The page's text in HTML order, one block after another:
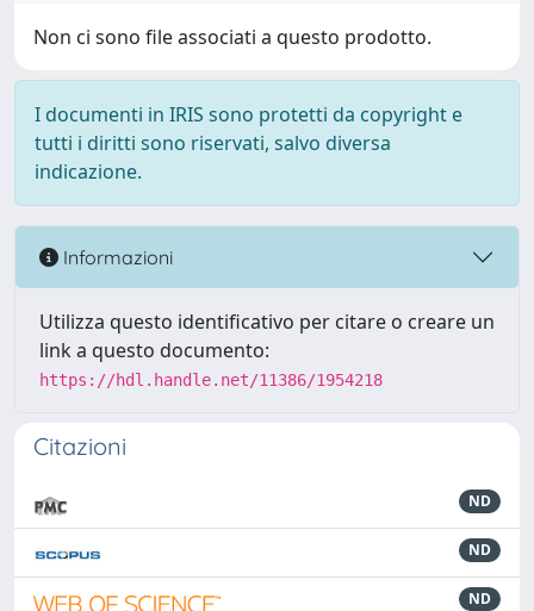
Non ci sono file associati a questo prodotto.
I documenti in IRIS sono protetti da copyright e
tutti i diritti sono riservati, salvo diversa
indicazione.
Informazioni
Utilizza questo identificativo per citare o creare un
link a questo documento:
https://hdl.handle.net/11386/1954218
Citazioni
ND
ND
ND